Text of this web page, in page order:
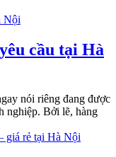
cầu tại Hà
nói riêng đang được
nghiệp. Bởi lẽ, hàng